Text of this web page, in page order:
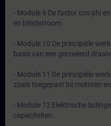
- Module 9 De factor cos phi
en blindstroom.
- Module 10 De principiële
basis van een gecreëerd
- Module 11 De principiële
zoals toegepast bij motoren en
- Module 12 Elektrische
capaciteiten.